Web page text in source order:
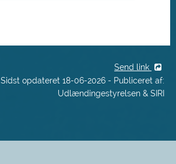
Send link
Sidst opdateret 18-06-2026 - Publiceret af:
Udlændingestyrelsen & SIRI